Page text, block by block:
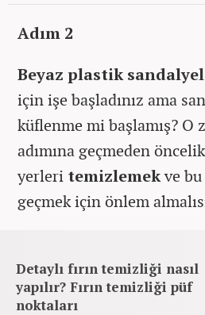
Adım 2
Beyaz plastik
için işe başladınız ama
küflenme mi başlamış? O
adımına geçmeden
yerleri temizlemekve bu
geçmek için önlem
Detaylı fırın temizliği nasıl
yapılır? Fırın temizliği püf
noktaları